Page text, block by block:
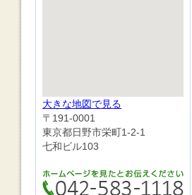
大きな地図で見る
〒191-0001
東京都日野市栄町1-2-1
七和ビル103